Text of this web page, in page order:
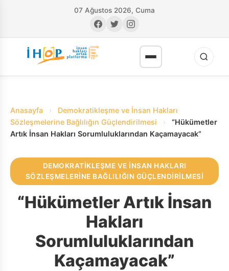
07 Ağustos 2026, Cuma
Anasayfa ›
Demokratikleşme ve İnsan Hakları
Sözleşmelerine Bağlılığın Güçlendirilmesi
›
“Hükümetler
Artık İnsan Hakları Sorumluluklarından Kaçamayacak”
DEMOKRATIKLEŞME VE İNSAN HAKLARI
SÖZLEŞMELERINE BAĞLILIĞIN GÜÇLENDIRILMESI
“Hükümetler Artık İnsan
Hakları
Sorumluluklarından
Kaçamayacak”